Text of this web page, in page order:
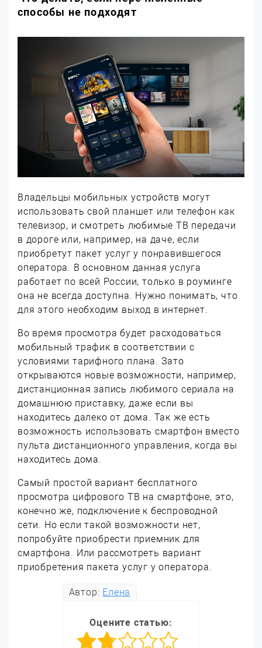
способы не подходят
Владельцы мобильных устройств могут
использовать свой планшет или телефон как
телевизор, и смотреть любимые ТВ передачи
в дороге или, например, на даче, если
приобретут пакет услуг у понравившегося
оператора. В основном данная услуга
работает по всей России, только в роуминге
она не всегда доступна. Нужно понимать, что
для этого необходим выход в интернет.
Во время просмотра будет расходоваться
мобильный трафик в соответствии с
условиями тарифного плана. Зато
открываются новые возможности, например,
дистанционная запись любимого сериала на
домашнюю приставку, даже если вы
находитесь далеко от дома. Так же есть
возможность использовать смартфон вместо
пульта дистанционного управления, когда вы
находитесь дома.
Самый простой вариант бесплатного
просмотра цифрового ТВ на смартфоне, это,
конечно же, подключение к беспроводной
сети. Но если такой возможности нет,
попробуйте приобрести приемник для
смартфона. Или рассмотреть вариант
приобретения пакета услуг у оператора.
Автор: Елена
Оцените статью: